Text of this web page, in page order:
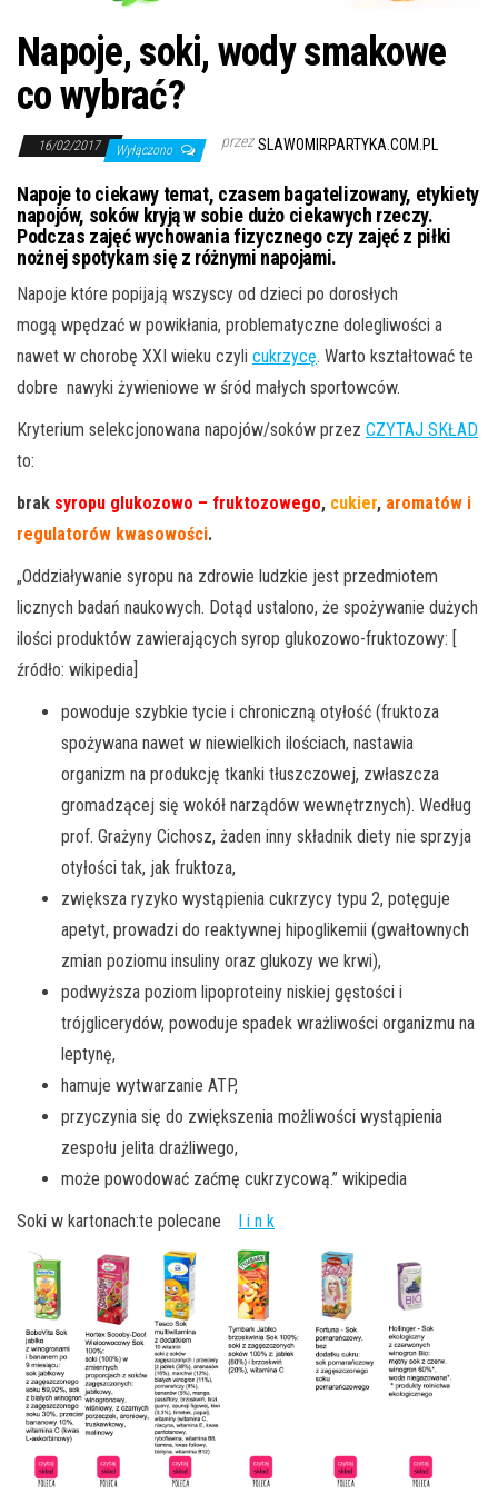
Napoje, soki, wody smakowe
co wybrać?
16/02/2017 Wyłączono przez SLAWOMIRPARTYKA.COM.PL
Napoje to ciekawy temat, czasem bagatelizowany, etykiety
napojów, soków kryją w sobie dużo ciekawych rzeczy.
Podczas zajęć wychowania fizycznego czy zajęć z piłki
nożnej spotykam się z różnymi napojami.
Napoje które popijają wszyscy od dzieci po dorosłych
mogą wpędzać w powikłania, problematyczne dolegliwości a
nawet w chorobę XXI wieku czyli cukrzycę. Warto kształtować te
dobre nawyki żywieniowe w śród małych sportowców.
Kryterium selekcjonowana napojów/soków przez CZYTAJ SKŁAD
to:
brak syropu glukozowo – fruktozowego, cukier, aromatów i
regulatorów kwasowości.
„Oddziaływanie syropu na zdrowie ludzkie jest przedmiotem
licznych badań naukowych. Dotąd ustalono, że spożywanie dużych
ilości produktów zawierających syrop glukozowo-fruktozowy: [
źródło: wikipedia]
powoduje szybkie tycie i chroniczną otyłość (fruktoza
spożywana nawet w niewielkich ilościach, nastawia
organizm na produkcję tkanki tłuszczowej, zwłaszcza
gromadzącej się wokół narządów wewnętrznych). Według
prof. Grażyny Cichosz, żaden inny składnik diety nie sprzyja
otyłości tak, jak fruktoza,
zwiększa ryzyko wystąpienia cukrzycy typu 2, potęguje
apetyt, prowadzi do reaktywnej hipoglikemii (gwałtownych
zmian poziomu insuliny oraz glukozy we krwi),
podwyższa poziom lipoproteiny niskiej gęstości i
trójglicerydów, powoduje spadek wrażliwości organizmu na
leptynę,
hamuje wytwarzanie ATP,
przyczynia się do zwiększenia możliwości wystąpienia
zespołu jelita drażliwego,
może powodować zaćmę cukrzycową.” wikipedia
Soki w kartonach:te polecane
l i n k